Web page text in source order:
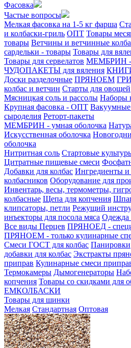
Фасовка
Частые вопросы
Мелкая фасовка на 1-5 кг фарша
и колбаски-гриль ОПТ Товары
товары Ветчины и ветчинные
сардельки - товары Товары для
Товары для сервелатов МЕМБРИН -
ЧУДОПАКЕТЫ для вяления КНИГИ
Доски разделочные ПРЯНОЕМ
колбас и ветчин Старты для овощей
Мясницкая соль и рассолы Наборы
Крупная фасовка - ОПТ
сыроделия Реторт-пакеты
МЕМБРИН - умная оболочка
Искусственная оболочка
оболочка
Нитритная соль Стартовые
Цитратные пищевые смеси
Добавки для колбас Ингредиенты и
колбасников Оборудование для
Инвентарь, весы, термометры,
колбасные Щепа для копчения
клипсаторы, петли Режущий
инъекторы для посола мяса
Все виды Перцев ПРЯНОЕД -
ПРЯНОЕМ - только кулинарные
Смеси ГОСТ для колбас Панировки
добавки для колбас Экстракты
приправ Кулинарные смеси
Термокамеры Дымогенераторы
копчения Товары со скидками для
ЕМКОЛБАСКИ
Товары для шинки
Мелкая Стандартная Оптовая